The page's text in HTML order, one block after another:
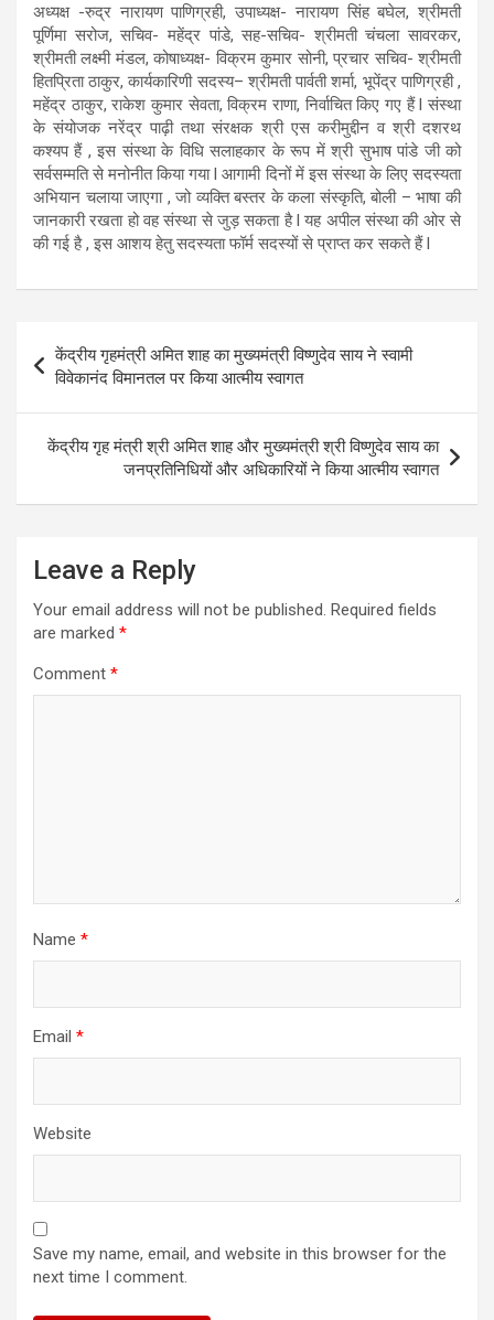
अध्यक्ष -रुद्र नारायण पाणिग्रही, उपाध्यक्ष- नारायण सिंह बघेल, श्रीमती
पूर्णिमा सरोज, सचिव- महेंद्र पांडे, सह-सचिव- श्रीमती चंचला सावरकर,
श्रीमती लक्ष्मी मंडल, कोषाध्यक्ष- विक्रम कुमार सोनी, प्रचार सचिव- श्रीमती
हितप्रिता ठाकुर, कार्यकारिणी सदस्य– श्रीमती पार्वती शर्मा, भूपेंद्र पाणिग्रही ,
महेंद्र ठाकुर, राकेश कुमार सेवता, विक्रम राणा, निर्वाचित किए गए हैं l संस्था
के संयोजक नरेंद्र पाढ़ी तथा संरक्षक श्री एस करीमुद्दीन व श्री दशरथ
कश्यप हैं , इस संस्था के विधि सलाहकार के रूप में श्री सुभाष पांडे जी को
सर्वसम्मति से मनोनीत किया गया l आगामी दिनों में इस संस्था के लिए सदस्यता
अभियान चलाया जाएगा , जो व्यक्ति बस्तर के कला संस्कृति, बोली – भाषा की
जानकारी रखता हो वह संस्था से जुड़ सकता है l यह अपील संस्था की ओर से
की गई है , इस आशय हेतु सदस्यता फॉर्म सदस्यों से प्राप्त कर सकते हैं l
Post
navigation
केंद्रीय गृहमंत्री अमित शाह का मुख्यमंत्री विष्णुदेव साय ने स्वामी
विवेकानंद विमानतल पर किया आत्मीय स्वागत
केंद्रीय गृह मंत्री श्री अमित शाह और मुख्यमंत्री श्री विष्णुदेव साय का
जनप्रतिनिधियों और अधिकारियों ने किया आत्मीय स्वागत
Leave a Reply
Your email address will not be published. Required fields
are marked *
Comment *
Name *
Email *
Website
Save my name, email, and website in this browser for the
next time I comment.